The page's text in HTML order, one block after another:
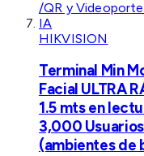
HIKVISION
Terminal Min
Facial ULTRA
1.5 mts en
3,000
(ambientes de